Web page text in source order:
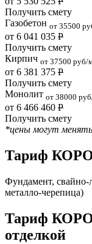
Получить смету
Газобетон от 35500
от 6 041 035 Р
Получить смету
Кирпич от 37500 руб/
от 6 381 375 Р
Получить смету
Монолит от 38000
от 6 466 460 Р
Получить смету
*цены могут
Тариф
Фундамент,
металло-черепица)
Тариф
отделкой